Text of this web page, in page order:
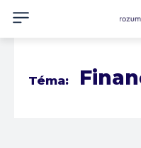
Téma: